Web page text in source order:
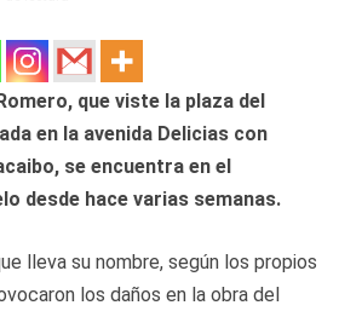
que viste la plaza del
en la avenida Delicias con
se encuentra en el
desde hace varias semanas.
lleva su nombre, según los propios
los daños en la obra del